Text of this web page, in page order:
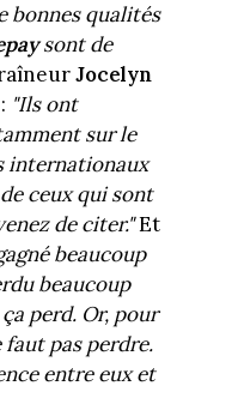
bonnes qualités
sont de
Jocelyn
"Ils ont
sur le
internationaux
ceux qui sont
de citer."Et
beaucoup
beaucoup
perd. Or, pour
faut pas perdre.
entre eux et